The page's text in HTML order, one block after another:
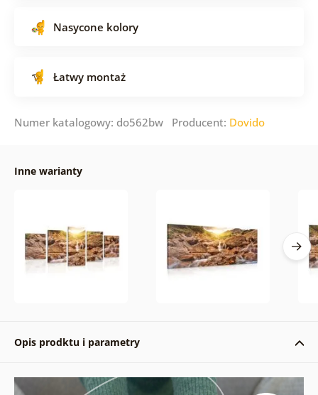
Nasycone kolory
Łatwy montaż
Numer katalogowy: do562bw Producent: Dovido
Inne warianty
Opis prodktu i parametry